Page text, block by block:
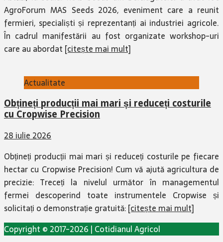
AgroForum MAS Seeds 2026, eveniment care a reunit
fermieri, specialiști și reprezentanți ai industriei agricole.
În cadrul manifestării au fost organizate workshop-uri
care au abordat [citește mai mult]
Actualitate
Obțineți producții mai mari și reduceți costurile
cu Cropwise Precision
28 iulie 2026
Obțineți producții mai mari și reduceți costurile pe fiecare
hectar cu Cropwise Precision! Cum vă ajută agricultura de
precizie: Treceți la nivelul următor în managementul
fermei descoperind toate instrumentele Cropwise și
solicitați o demonstrație gratuită:[citește mai mult]
Copyright © 2017-2026 | Cotidianul Agricol